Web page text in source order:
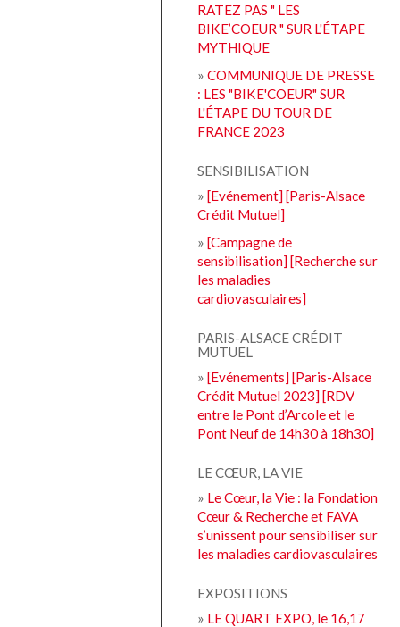
RATEZ PAS " LES
BIKE’COEUR " SUR L'ÉTAPE
MYTHIQUE
»COMMUNIQUE DE PRESSE
: LES "BIKE'COEUR" SUR
L'ÉTAPE DU TOUR DE
FRANCE 2023
SENSIBILISATION
»[Evénement] [Paris-Alsace
Crédit Mutuel]
»[Campagne de
sensibilisation] [Recherche sur
les maladies
cardiovasculaires]
PARIS-ALSACE CRÉDIT
MUTUEL
»[Evénements] [Paris-Alsace
Crédit Mutuel 2023] [RDV
entre le Pont d’Arcole et le
Pont Neuf de 14h30 à 18h30]
LE CŒUR, LA VIE
» Le Cœur, la Vie : la Fondation
Cœur & Recherche et FAVA
s’unissent pour sensibiliser sur
les maladies cardiovasculaires
EXPOSITIONS
» LE QUART EXPO, le 16,17